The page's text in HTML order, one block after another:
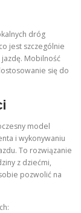
dróg
jest szczególnie
Mobilność
się do
model
i wykonywaniu
To rozwiązanie
z dziećmi,
pozwolić na